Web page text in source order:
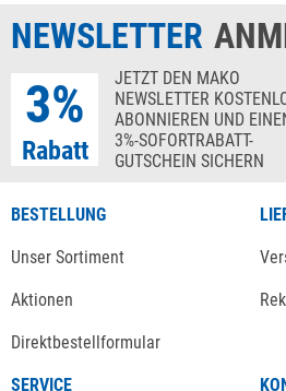
NEWSLETTER
3%
Rabatt
JETZT DEN MAKO
NEWSLETTER
ABONNIEREN UND
3%-SOFORTRABATT-
GUTSCHEIN SICHERN
BESTELLUNG
Unser Sortiment
Aktionen
Direktbestellformular
SERVICE